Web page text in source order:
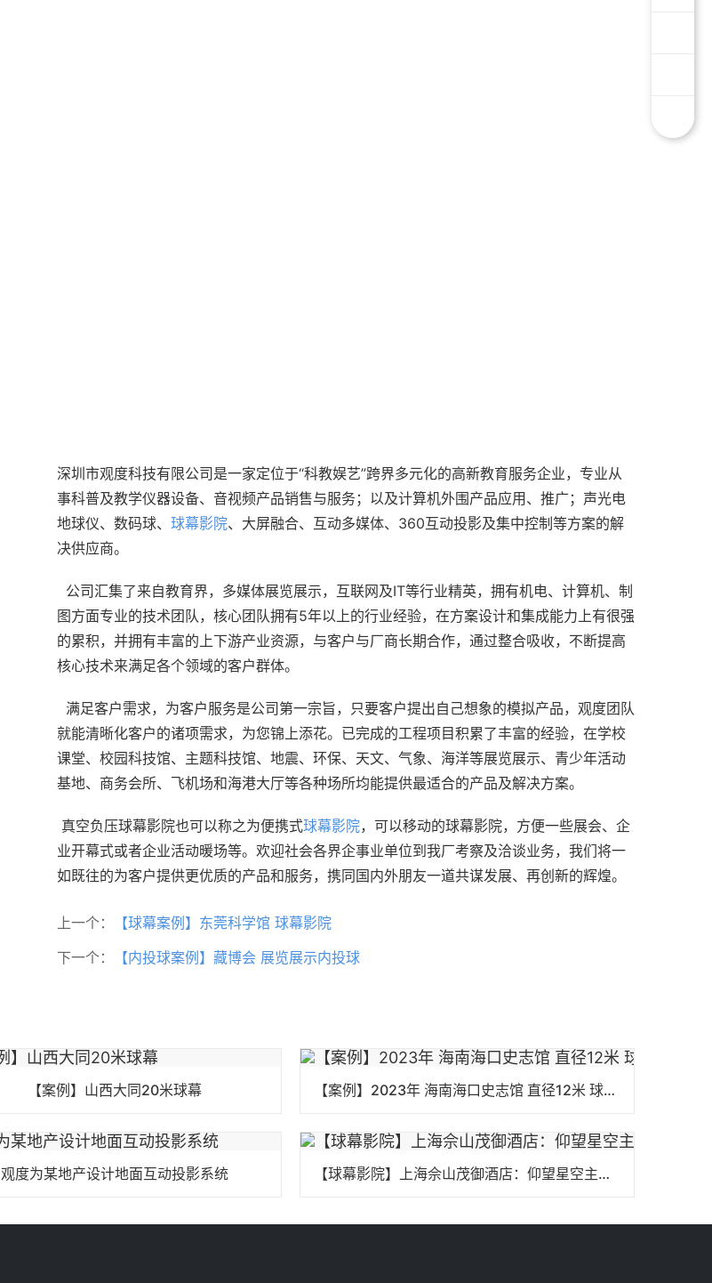
深圳市观度科技有限公司是一家定位于“科教娱艺”跨界多元化的高新教育服务企业，专业从
事科普及教学仪器设备、音视频产品销售与服务；以及计算机外围产品应用、推广；声光电
地球仪、数码球、 球幕影院、大屏融合、互动多媒体、360互动投影及集中控制等方案的解
决供应商。
公司汇集了来自教育界，多媒体展览展示，互联网及IT等行业精英，拥有机电、计算机、制
图方面专业的技术团队，核心团队拥有5年以上的行业经验，在方案设计和集成能力上有很强
的累积，并拥有丰富的上下游产业资源，与客户与厂商长期合作，通过整合吸收，不断提高
核心技术来满足各个领域的客户群体。
满足客户需求，为客户服务是公司第一宗旨，只要客户提出自己想象的模拟产品，观度团队
就能清晰化客户的诸项需求，为您锦上添花。已完成的工程项目积累了丰富的经验，在学校
课堂、校园科技馆、主题科技馆、地震、环保、天文、气象、海洋等展览展示、青少年活动
基地、商务会所、飞机场和海港大厅等各种场所均能提供最适合的产品及解决方案。
真空负压球幕影院也可以称之为便携式球幕影院，可以移动的球幕影院，方便一些展会、企
业开幕式或者企业活动暖场等。欢迎社会各界企事业单位到我厂考察及洽谈业务，我们将一
如既往的为客户提供更优质的产品和服务，携同国内外朋友一道共谋发展、再创新的辉煌。
上一个：
【球幕案例】东莞科学馆 球幕影院
下一个：
【内投球案例】藏博会 展览展示内投球
【案例】山西大同20米球幕 【案例】2023年 海南海口史志馆 直径12米 球幕影院
观度为某地产设计地面互动投影系统 【球幕影院】上海佘山茂御酒店：仰望星空主题体验馆